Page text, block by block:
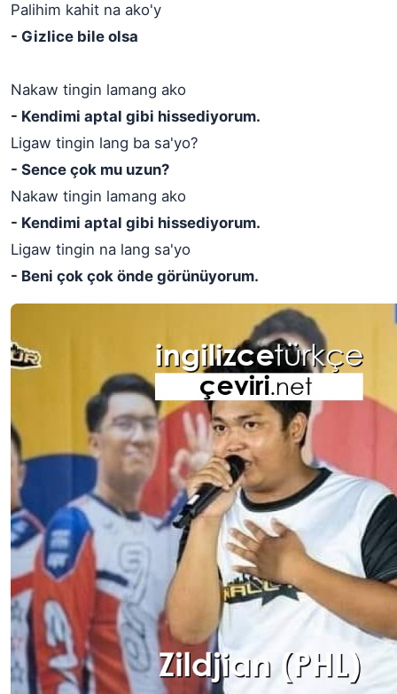
Palihim kahit na ako'y
- Gizlice bile olsa
Nakaw tingin lamang ako
- Kendimi aptal gibi hissediyorum.
Ligaw tingin lang ba sa'yo?
- Sence çok mu uzun?
Nakaw tingin lamang ako
- Kendimi aptal gibi hissediyorum.
Ligaw tingin na lang sa'yo
- Beni çok çok önde görünüyorum.